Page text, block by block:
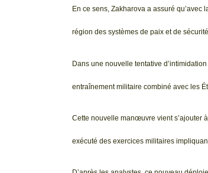
En ce sens, Zakharova a assuré
région des systèmes de paix et de
Dans une nouvelle tentative
entraînement militaire combiné avec les
Cette nouvelle manœuvre vient s’ajouter
exécuté des exercices militaires